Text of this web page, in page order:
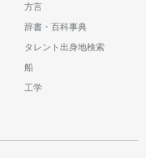
方言
辞書・百科事典
タレント出身地検索
船
工学